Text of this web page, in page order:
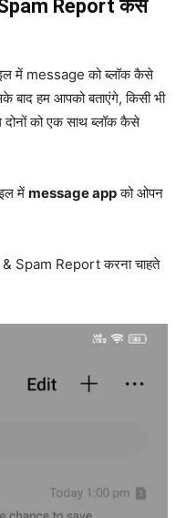
Report कैसे
में message को ब्लॉक कैसे
हम आपको बताएंगे, किसी भी
को एक साथ ब्लॉक कैसे
में message appको ओपन
Spam Report करना चाहते